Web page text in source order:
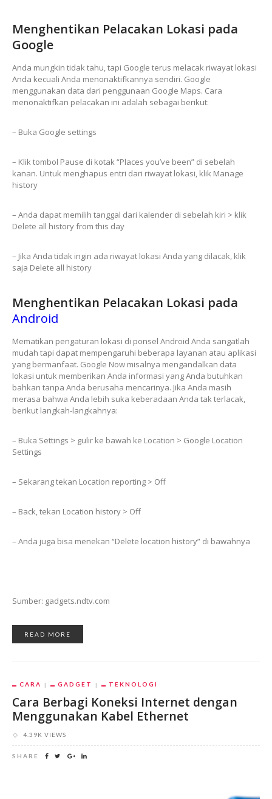
Menghentikan Pelacakan Lokasi pada
Google
Anda mungkin tidak tahu, tapi Google terus melacak riwayat lokasi
Anda kecuali Anda menonaktifkannya sendiri. Google
menggunakan data dari penggunaan Google Maps. Cara
menonaktifkan pelacakan ini adalah sebagai berikut:
– Buka Google settings
– Klik tombol Pause di kotak “Places you’ve been” di sebelah
kanan. Untuk menghapus entri dari riwayat lokasi, klik Manage
history
– Anda dapat memilih tanggal dari kalender di sebelah kiri > klik
Delete all history from this day
– Jika Anda tidak ingin ada riwayat lokasi Anda yang dilacak, klik
saja Delete all history
Menghentikan Pelacakan Lokasi pada
Android
Mematikan pengaturan lokasi di ponsel Android Anda sangatlah
mudah tapi dapat mempengaruhi beberapa layanan atau aplikasi
yang bermanfaat. Google Now misalnya mengandalkan data
lokasi untuk memberikan Anda informasi yang Anda butuhkan
bahkan tanpa Anda berusaha mencarinya. Jika Anda masih
merasa bahwa Anda lebih suka keberadaan Anda tak terlacak,
berikut langkah-langkahnya:
– Buka Settings > gulir ke bawah ke Location > Google Location
Settings
– Sekarang tekan Location reporting > Off
– Back, tekan Location history > Off
– Anda juga bisa menekan “Delete location history” di bawahnya
Sumber: gadgets.ndtv.com
READ MORE
CARA GADGET TEKNOLOGI
Cara Berbagi Koneksi Internet dengan
Menggunakan Kabel Ethernet
4.39K VIEWS
SHARE